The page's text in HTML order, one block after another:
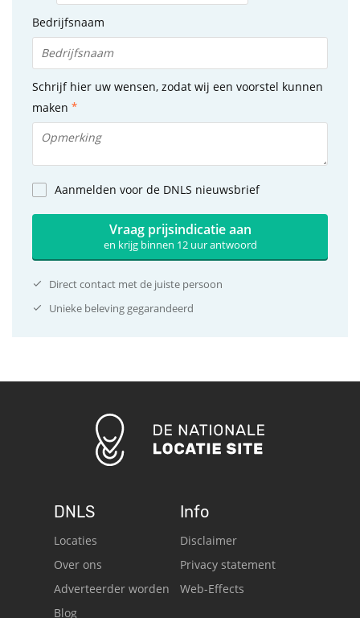
Bedrijfsnaam
Schrijf hier uw wensen, zodat wij een voorstel kunnen
maken
Aanmelden voor de DNLS nieuwsbrief
Vraag prijsindicatie aan
en krijg binnen 12 uur antwoord
Direct contact met de juiste persoon
Unieke beleving gegarandeerd
DNLS
Locaties
Over ons
Adverteerder worden
Blog
Info
Disclaimer
Privacy statement
Web-Effects